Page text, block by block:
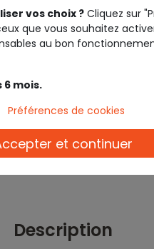
Description
vos choix ? Cliquez sur
que vous souhaitez
au bon
6 mois.
Préférences de cookies
et continuer